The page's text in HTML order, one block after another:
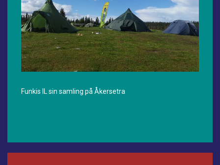
Funkis IL sin samling på Åkersetra